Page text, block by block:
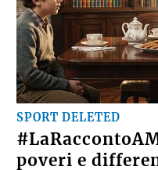
SPORT DELETED
poveri e